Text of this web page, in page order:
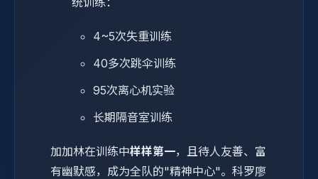
4~5次失重训练
40多次跳伞训练
95次离心机实验
长期隔音室训练
加加林在训练中样样第一，且待人友善、富
有幽默感，成为全队的"精神中心"。科罗廖